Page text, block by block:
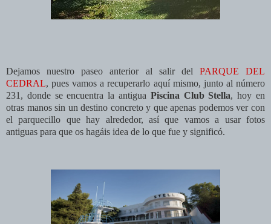
Dejamos nuestro paseo anterior al salir del PARQUE DEL
CEDRAL, pues vamos a recuperarlo aquí mismo, junto al número
231, donde se encuentra la antigua Piscina Club Stella, hoy en
otras manos sin un destino concreto y que apenas podemos ver con
el parquecillo que hay alrededor, así que vamos a usar fotos
antiguas para que os hagáis idea de lo que fue y significó.